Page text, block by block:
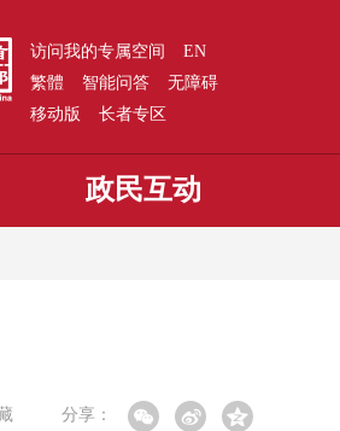
访问我的专属空间
EN
繁體
智能问答
无障碍
移动版
长者专区
政民互动
分享：